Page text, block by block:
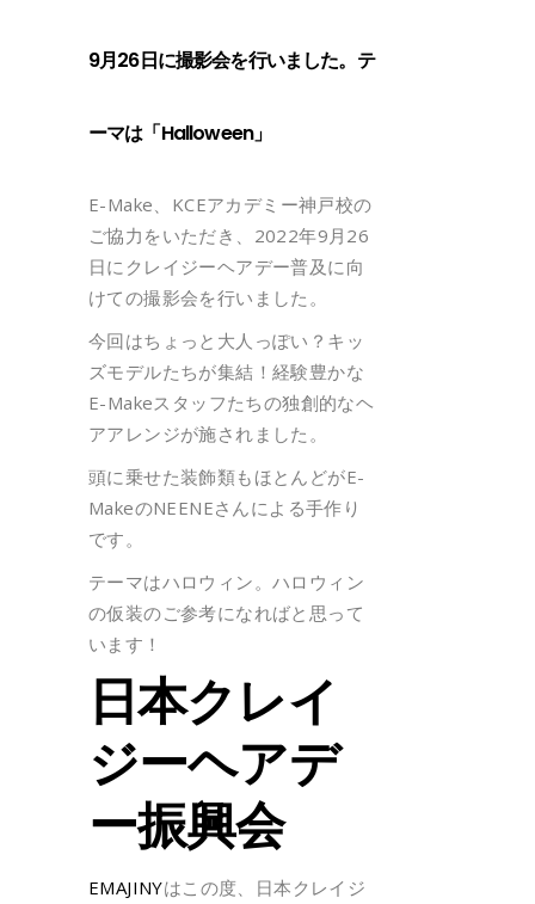
9月26日に撮影会を行いました。テ
ーマは「Halloween」
E-Make、KCEアカデミー神戸校の
ご協力をいただき、2022年9月26
日にクレイジーヘアデー普及に向
けての撮影会を行いました。
今回はちょっと大人っぽい？キッ
ズモデルたちが集結！経験豊かな
E-Makeスタッフたちの独創的なヘ
アアレンジが施されました。
頭に乗せた装飾類もほとんどがE-
MakeのNEENEさんによる手作り
です。
テーマはハロウィン。ハロウィン
の仮装のご参考になればと思って
います！
日本クレイ
ジーヘアデ
ー振興会
EMAJINYはこの度、日本クレイジ